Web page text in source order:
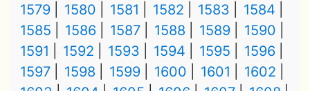
1579
1580 1581 1582 1583
1584
1585
1586 1587 1588 1589
1590
1591
1592 1593 1594 1595
1596
1597
1598 1599 1600 1601
1602